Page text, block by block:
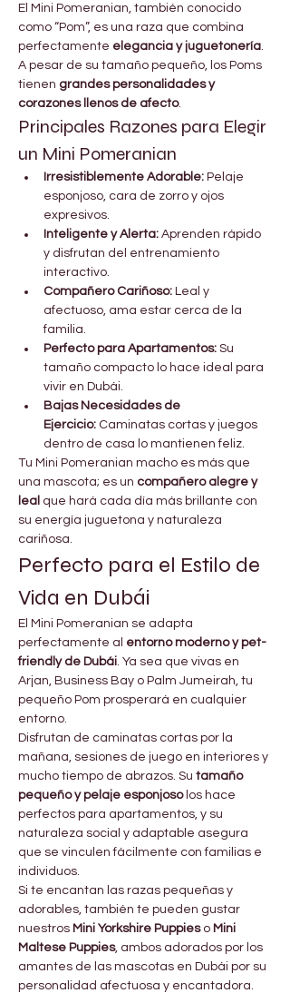
El Mini Pomeranian, también conocido
como “Pom”, es una raza que combina
perfectamente elegancia y juguetonería.
A pesar de su tamaño pequeño, los Poms
tienen grandes personalidades y
corazones llenos de afecto.
Principales Razones para Elegir
un Mini Pomeranian
Irresistiblemente Adorable: Pelaje
esponjoso, cara de zorro y ojos
expresivos.
Inteligente y Alerta: Aprenden rápido
y disfrutan del entrenamiento
interactivo.
Compañero Cariñoso: Leal y
afectuoso, ama estar cerca de la
familia.
Perfecto para Apartamentos: Su
tamaño compacto lo hace ideal para
vivir en Dubái.
Bajas Necesidades de
Ejercicio: Caminatas cortas y juegos
dentro de casa lo mantienen feliz.
Tu Mini Pomeranian macho es más que
una mascota; es un compañero alegre y
leal que hará cada día más brillante con
su energía juguetona y naturaleza
cariñosa.
Perfecto para el Estilo de
Vida en Dubái
El Mini Pomeranian se adapta
perfectamente al entorno moderno y pet-
friendly de Dubái. Ya sea que vivas en
Arjan, Business Bay o Palm Jumeirah, tu
pequeño Pom prosperará en cualquier
entorno.
Disfrutan de caminatas cortas por la
mañana, sesiones de juego en interiores y
mucho tiempo de abrazos. Su tamaño
pequeño y pelaje esponjoso los hace
perfectos para apartamentos, y su
naturaleza social y adaptable asegura
que se vinculen fácilmente con familias e
individuos.
Si te encantan las razas pequeñas y
adorables, también te pueden gustar
nuestros Mini Yorkshire Puppies o Mini
Maltese Puppies, ambos adorados por los
amantes de las mascotas en Dubái por su
personalidad afectuosa y encantadora.